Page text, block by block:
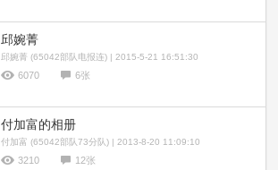
邱婉菁
邱婉菁 (65042部队电报连) | 2015-5-21 16:51:30
6070 6张
付加富的相册
付加富 (65042部队73分队) | 2013-8-20 11:09:10
3210 12张